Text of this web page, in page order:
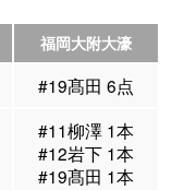
福岡大附大濠
#19髙田 6点
#11柳澤 1本
#12岩下 1本
#19髙田 1本